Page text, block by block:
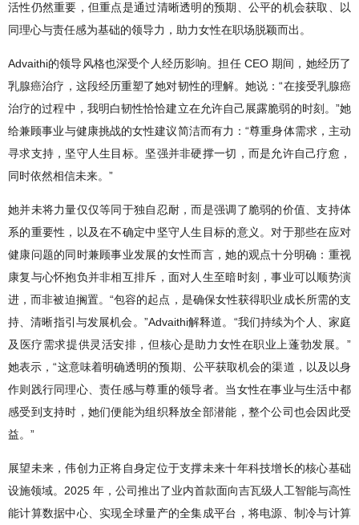
活性仍然重要，但重点是通过清晰透明的预期、公平的机会获取、以
同理心与责任感为基础的领导力，助力女性在职场脱颖而出。
Advaithi的领导风格也深受个人经历影响。担任 CEO 期间，她经历了
乳腺癌治疗，这段经历重塑了她对韧性的理解。她说：“在接受乳腺癌
治疗的过程中，我明白韧性恰恰建立在允许自己展露脆弱的时刻。”她
给兼顾事业与健康挑战的女性建议简洁而有力：“尊重身体需求，主动
寻求支持，坚守人生目标。坚强并非硬撑一切，而是允许自己疗愈，
同时依然相信未来。”
她并未将力量仅仅等同于独自忍耐，而是强调了脆弱的价值、支持体
系的重要性，以及在不确定中坚守人生目标的意义。对于那些在应对
健康问题的同时兼顾事业发展的女性而言，她的观点十分明确：重视
康复与心怀抱负并非相互排斥，面对人生至暗时刻，事业可以顺势演
进，而非被迫搁置。“包容的起点，是确保女性获得职业成长所需的支
持、清晰指引与发展机会。”Advaithi解释道。“我们持续为个人、家庭
及医疗需求提供灵活安排，但核心是助力女性在职业上蓬勃发展。”
她表示，“这意味着明确透明的预期、公平获取机会的渠道，以及以身
作则践行同理心、责任感与尊重的领导者。当女性在事业与生活中都
感受到支持时，她们便能为组织释放全部潜能，整个公司也会因此受
益。”
展望未来，伟创力正将自身定位于支撑未来十年科技增长的核心基础
设施领域。2025 年，公司推出了业内首款面向吉瓦级人工智能与高性
能计算数据中心、实现全球量产的全集成平台，将电源、制冷与计算